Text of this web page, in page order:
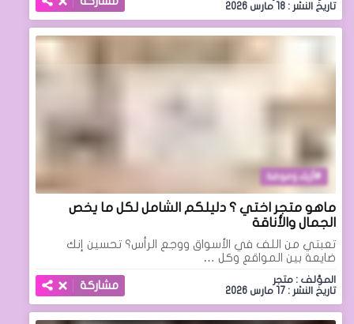
تاريخ النشر : 18 مارس 2026
أزياء وموضة
ماهو متجر اختي ؟ دليلكم الشامل لكل ما يخص
الجمال والأناقة
تعبتي من اللف في الأسواق ووجع الرأس؟ تحسين إنك
ضايعة بين المواقع وكل …
المؤلف : متجر
تاريخ النشر : 17 مارس 2026
مشاركة